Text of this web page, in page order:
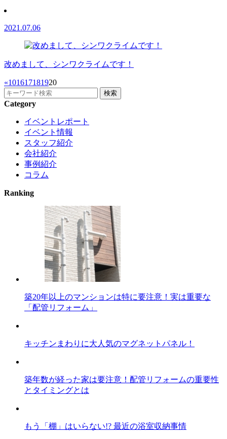
2021.07.06
改めまして、シンワクライムです！
«101617181920
Category
イベントレポート
イベント情報
スタッフ紹介
会社紹介
事例紹介
コラム
Ranking
築20年以上のマンションは特に要注意！実は重要な
「配管リフォーム」
キッチンまわりに大人気のマグネットパネル！
築年数が経った家は要注意！配管リフォームの重要性
とタイミングとは
もう「棚」はいらない!? 最近の浴室収納事情